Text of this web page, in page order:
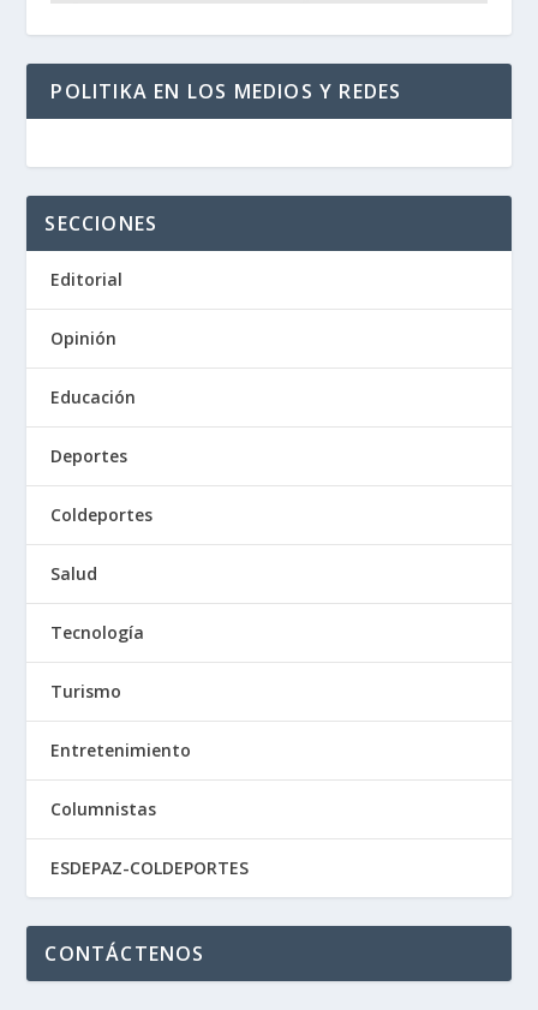
POLITIKA EN LOS MEDIOS Y REDES
SECCIONES
Editorial
Opinión
Educación
Deportes
Coldeportes
Salud
Tecnología
Turismo
Entretenimiento
Columnistas
ESDEPAZ-COLDEPORTES
CONTÁCTENOS